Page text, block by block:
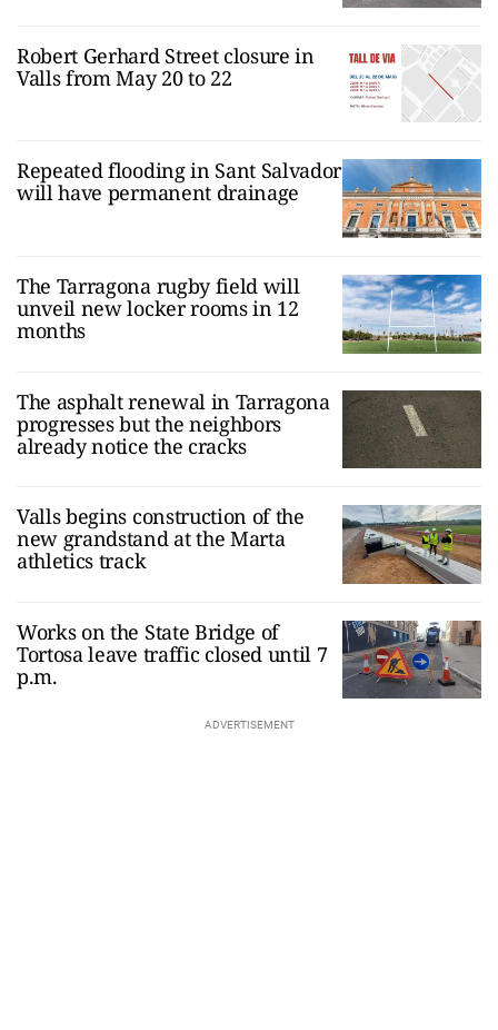
Robert Gerhard Street closure in
Valls from May 20 to 22
Repeated flooding in Sant Salvador
will have permanent drainage
The Tarragona rugby field will
unveil new locker rooms in 12
months
The asphalt renewal in Tarragona
progresses but the neighbors
already notice the cracks
Valls begins construction of the
new grandstand at the Marta
athletics track
Works on the State Bridge of
Tortosa leave traffic closed until 7
p.m.